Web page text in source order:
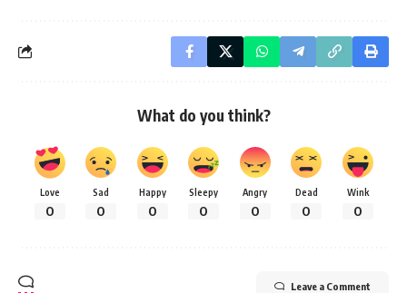
What do you think?
Love
0
Sad
0
Happy
0
Sleepy
0
Angry
0
Dead
0
Wink
0
Leave a Comment